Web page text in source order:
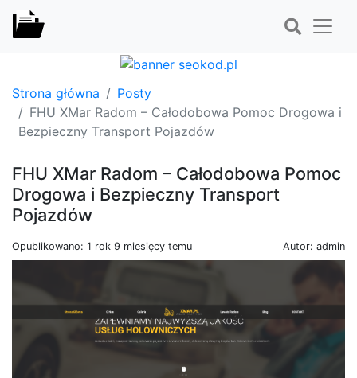
Strona główna
Posty
FHU XMar Radom – Całodobowa Pomoc Drogowa i
Bezpieczny Transport Pojazdów
FHU XMar Radom – Całodobowa Pomoc
Drogowa i Bezpieczny Transport
Pojazdów
Opublikowano: 1 rok 9 miesięcy temu Autor: admin